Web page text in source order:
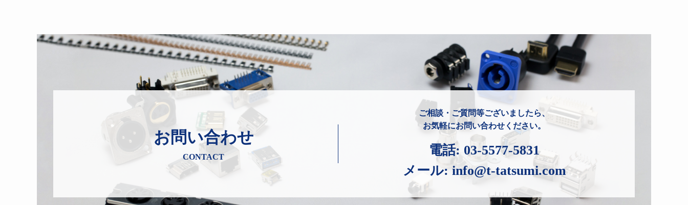
お問い合わせ
CONTACT
ご相談・ご質問等ございましたら、
お気軽にお問い合わせください。
電話: 03-5577-5831
メール:info@t-tatsumi.com